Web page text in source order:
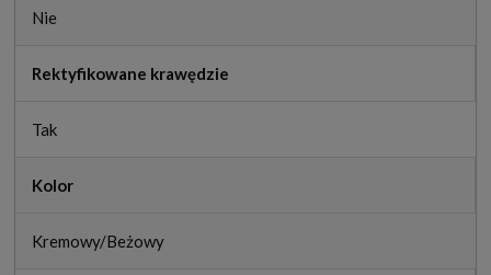
Nie
Rektyfikowane krawędzie
Tak
Kolor
Kremowy/Beżowy